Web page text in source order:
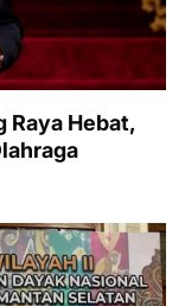
Raya Hebat,